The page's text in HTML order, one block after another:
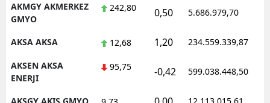
AKMGY AKMERKEZ
GMYO
242,80 0,50 5.686.979,70
AKSA AKSA 12,68 1,20 234.559.339,87
AKSEN AKSA
ENERJI
95,75 -0,42 599.038.448,50